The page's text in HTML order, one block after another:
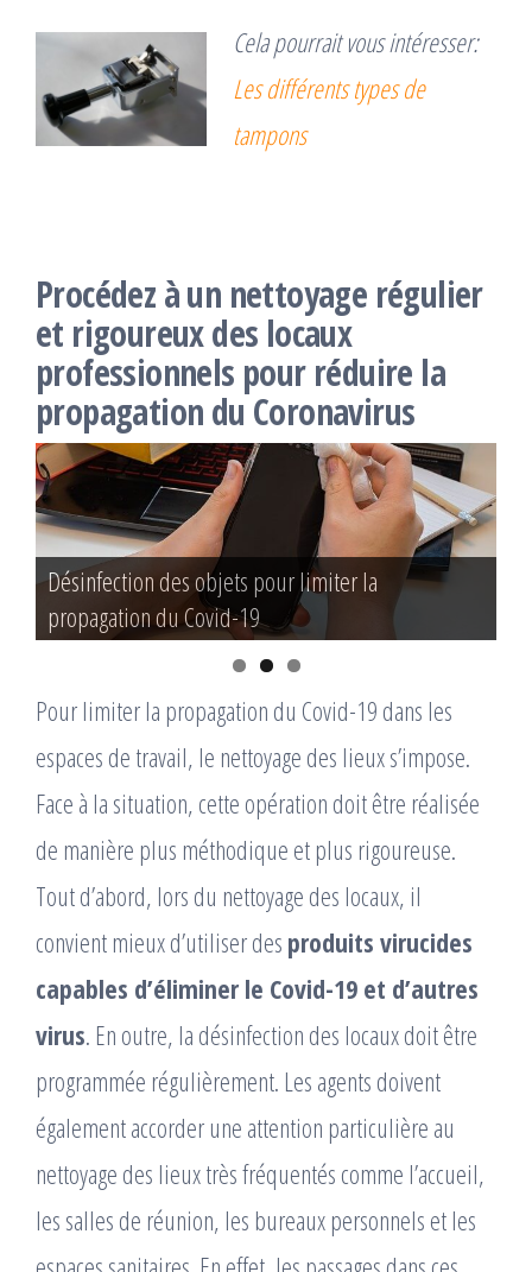
Cela pourrait vous intéresser:
Les différents types de
tampons
Procédez à un nettoyage régulier
et rigoureux des locaux
professionnels pour réduire la
propagation du Coronavirus
Désinfection des objets pour limiter la
propagation du Covid-19
Désinfection des bureaux et des objets pour
limiter la propagation du Covid-19
Pour limiter la propagation du Covid-19 dans les
espaces de travail, le nettoyage des lieux s’impose.
Face à la situation, cette opération doit être réalisée
de manière plus méthodique et plus rigoureuse.
Tout d’abord, lors du nettoyage des locaux, il
convient mieux d’utiliser des produits virucides
capables d’éliminer le Covid-19 et d’autres
virus. En outre, la désinfection des locaux doit être
programmée régulièrement. Les agents doivent
également accorder une attention particulière au
nettoyage des lieux très fréquentés comme l’accueil,
les salles de réunion, les bureaux personnels et les